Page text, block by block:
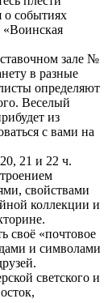
о событиях
зале №
в разные
определяют
Веселый
из
с вами на
21 и 22 ч.
свойствами
коллекции и
своё «почтовое
и символами
светского и